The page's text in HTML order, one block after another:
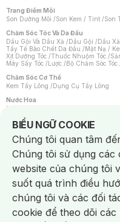
Trang Điểm Môi
Son Dưỡng Môi /Son Kem / Tint /Son
Chăm Sóc Tóc Và Da Đầu
Dầu Gội Và Dầu Xả /Dầu Gội /Dầu Xả
Tẩy Tế Bào Chết Da Đầu /Mặt Nạ /
Xịt Dưỡng Tóc /Thuốc Nhuộm Tóc /
Máy Sấy Tóc /Lược /Bộ Chăm Sóc Tóc
Chăm Sóc Cơ Thể
Kem Tẩy Lông /Dụng Cụ Tẩy Lông
Nước Hoa
Nước Hoa Nữ
Chăm Sóc Cá Nhân
Chống Muỗi /Khẩu Trang /Máy
Sản Phẩm Chăm Sóc Khác /Bàn
Hỗ Trợ Trắng Răng/Kem Đánh Răng /
Tăm / Chỉ Nha Khoa/ Xịt Thơm Miệng
Khăn Ướt Vệ Sinh Vùng Kín/Băng
Máy Cạo Râu
Vấn Đề Về Da
Da Dầu / Lỗ Chân Lông To/ Da Khô /
Da Nhạy Cảm / Kích Ứng
Da Xỉn Màu
Quầng Thâm & Bọng Mắt /Sẹo /Viêm
BIỂU NGỮ COOKIE
Notice about cookies usage
Chúng tôi quan tâm
Chúng tôi sử dụng
website của chúng tôi
suốt quá trình điều
chúng tôi và các đối
cookie để theo dõi